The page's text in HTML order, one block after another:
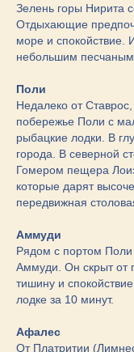
Зелень горы Нирита
Отдыхающие
море и спокойствие.
небольшим
Поли
Недалеко от
побережье Поли с
рыбацкие лодки. В
города. В северной
Гомером пещера
которые дарят
передвижная
Аммуди
Рядом с портом
Аммуди. Он скрыт от
тишину и
лодке за 10 минут.
Афалес
От Платритии